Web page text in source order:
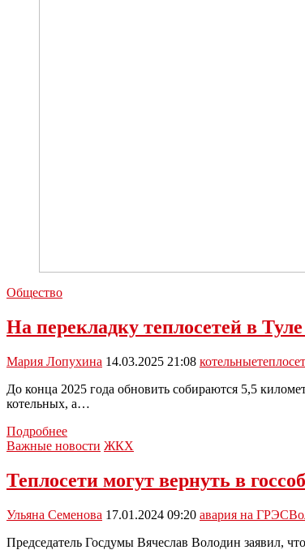
Общество
На перекладку теплосетей в
Мария Лопухина 14.03.2025 21:08 котельные
До конца 2025 года обновить собираются 5,5
котельных, а…
ПодробнееНа
перекладку
Туле
360
рублей
Важные новости ЖКХ
Теплосети могут вернуть в
Ульяна Семенова 17.01.2024 09:20 авария на ГРЭС
Председатель Госдумы Вячеслав Володин заявил,